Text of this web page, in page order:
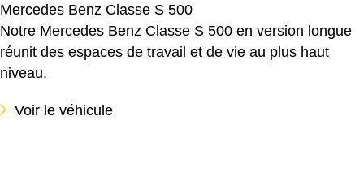
Mercedes Benz Classe S 500
Notre Mercedes Benz Classe S 500 en version longue
réunit des espaces de travail et de vie au plus haut
niveau.
Voir le véhicule